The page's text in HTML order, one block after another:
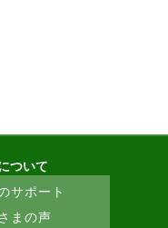
ついて
サポート
まの声